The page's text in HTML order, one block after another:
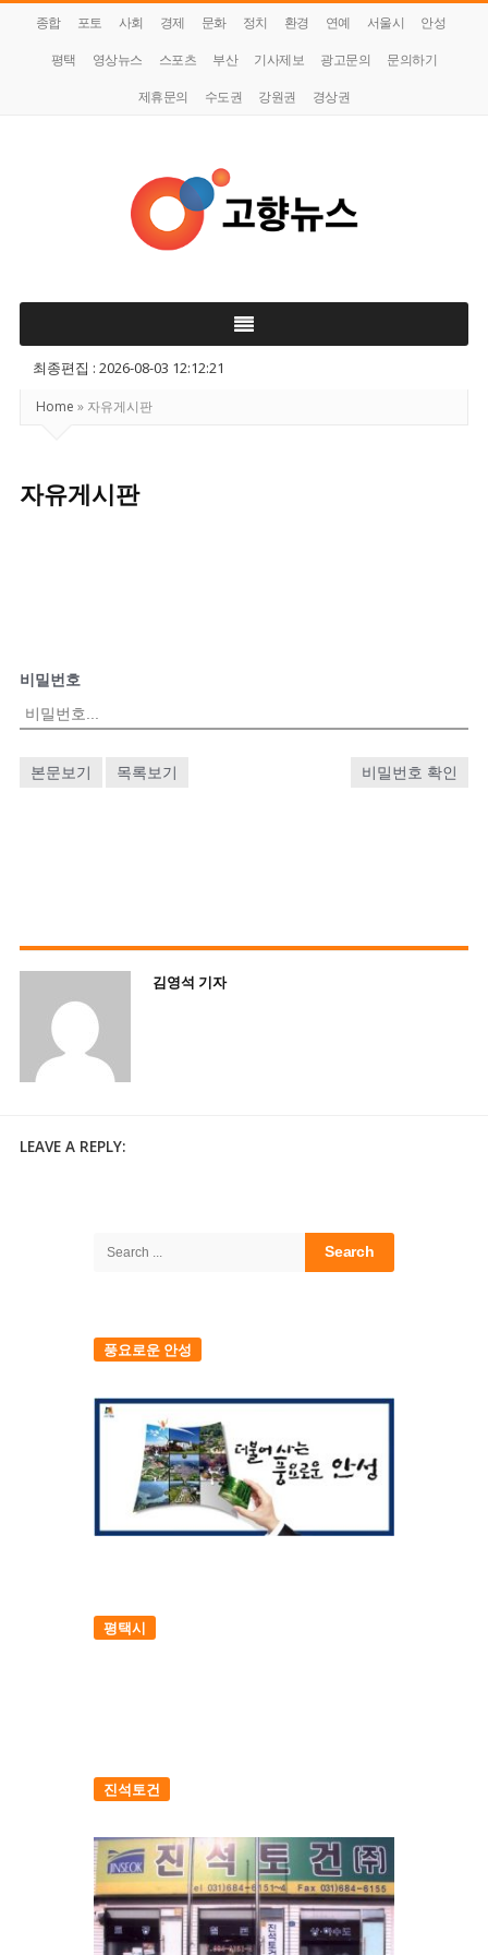
종합 포토 사회 경제 문화 정치 환경 연예 서울시
안성
평택
영상뉴스 스포츠 부산 기사제보 광고문의
문의하기
제휴문의
수도권 강원권 경상권
향
스최종편집 : 2026-08-03 12:12:21
Home » 자유게시판
자유게시판
비밀번호
본문보기 목록보기 비밀번호 확인
김영석 기자
LEAVE A REPLY:
Search
풍요로운 안성
평택시
진석토건